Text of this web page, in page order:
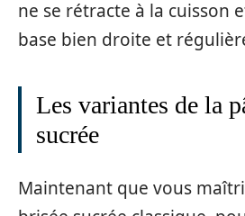
ne se rétracte à la cuisson
base bien droite et
Les variantes de la
sucrée
Maintenant que vous